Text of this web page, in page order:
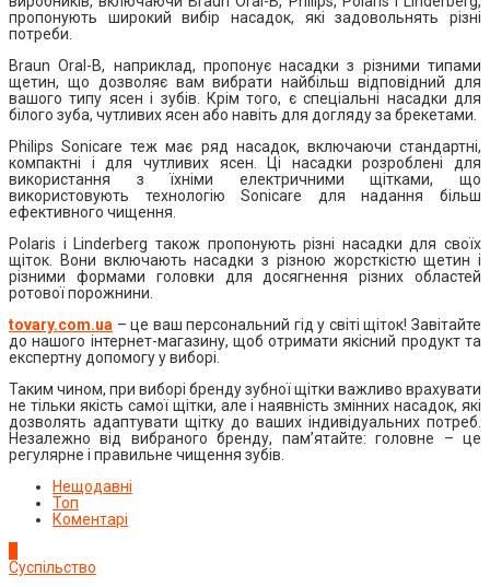
пропонують широкий вибір насадок, які задовольнять різні
потреби.
Braun Oral-B, наприклад, пропонує насадки з різними типами
щетин, що дозволяє вам вибрати найбільш відповідний для
вашого типу ясен і зубів. Крім того, є спеціальні насадки для
білого зуба, чутливих ясен або навіть для догляду за брекетами.
Philips Sonicare теж має ряд насадок, включаючи стандартні,
компактні і для чутливих ясен. Ці насадки розроблені для
використання з їхніми електричними щітками, що
використовують технологію Sonicare для надання більш
ефективного чищення.
Polaris і Linderberg також пропонують різні насадки для своїх
щіток. Вони включають насадки з різною жорсткістю щетин і
різними формами головки для досягнення різних областей
ротової порожнини.
tovary.com.ua – це ваш персональний гід у світі щіток! Завітайте
до нашого інтернет-магазину, щоб отримати якісний продукт та
експертну допомогу у виборі.
Таким чином, при виборі бренду зубної щітки важливо врахувати
не тільки якість самої щітки, але і наявність змінних насадок, які
дозволять адаптувати щітку до ваших індивідуальних потреб.
Незалежно від вибраного бренду, пам’ятайте: головне – це
регулярне і правильне чищення зубів.
Нещодавні
Топ
Коментарі
Суспільство